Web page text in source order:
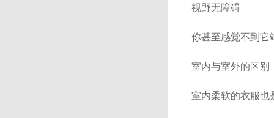
视野无障碍
你甚至感觉不到它
室内与室外的区别
室内柔软的衣服也